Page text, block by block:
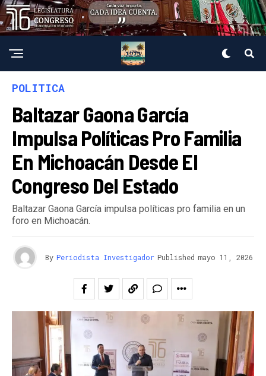
POLITICA
Baltazar Gaona García
Impulsa Políticas Pro Familia
En Michoacán Desde El
Congreso Del Estado
Baltazar Gaona García impulsa políticas pro familia en un
foro en Michoacán.
By Periodista Investigador Published mayo 11, 2026